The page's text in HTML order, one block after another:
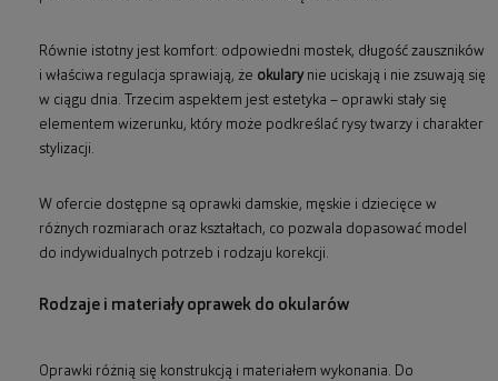
Równie istotny jest komfort: odpowiedni mostek, długość zauszników
i właściwa regulacja sprawiają, że okularynie uciskają i nie zsuwają się
w ciągu dnia. Trzecim aspektem jest estetyka – oprawki stały się
elementem wizerunku, który może podkreślać rysy twarzy i charakter
stylizacji.
W ofercie dostępne są oprawki damskie, męskie i dziecięce w
różnych rozmiarach oraz kształtach, co pozwala dopasować model
do indywidualnych potrzeb i rodzaju korekcji.
Rodzaje i materiały oprawek do okularów
Oprawki różnią się konstrukcją i materiałem wykonania. Do